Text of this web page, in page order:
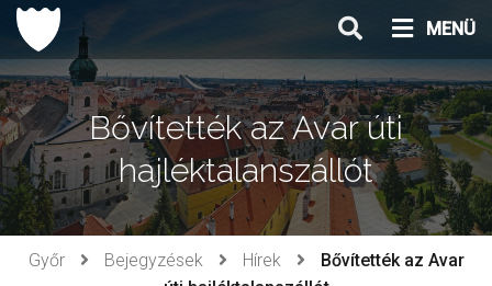
Ugrás
tartalomhoz
MENÜ
Bővítették az Avar úti
hajléktalanszállót
Győr Bejegyzések Hírek
Bővítették az Avar